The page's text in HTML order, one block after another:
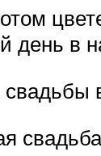
день в